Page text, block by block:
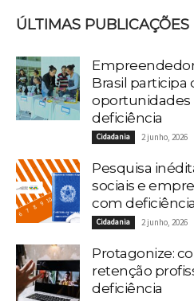
ÚLTIMAS PUBLICAÇÕES
Brasil
oportunidades
deficiência
Cidadania 2 junho, 2026
Pesquisa
sociais e
com deficiência
Cidadania 2 junho, 2026
Protagonize:
retenção
deficiência